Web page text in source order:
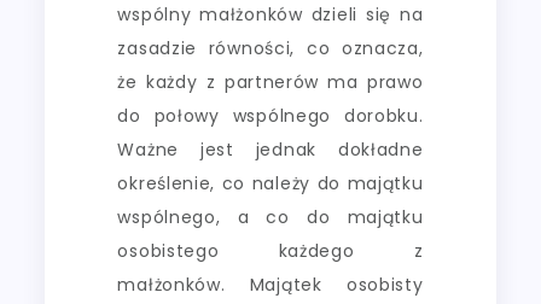
wspólny małżonków dzieli się na
zasadzie równości, co oznacza,
że każdy z partnerów ma prawo
do połowy wspólnego dorobku.
Ważne jest jednak dokładne
określenie, co należy do majątku
wspólnego, a co do majątku
osobistego każdego z
małżonków. Majątek osobisty